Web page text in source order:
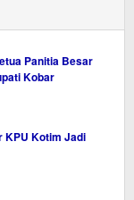
Panitia Besar
Kobar
KPU Kotim Jadi